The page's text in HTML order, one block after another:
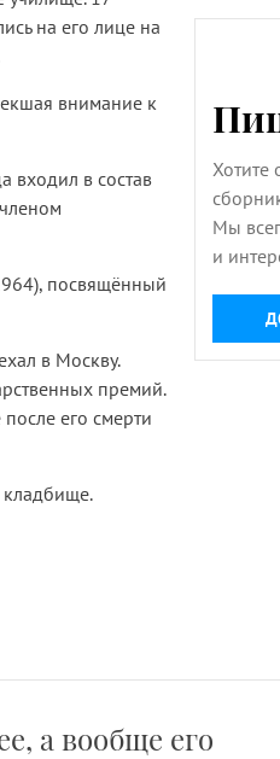
на его лице на
внимание к
входил в состав
посвящённый
в Москву.
премий.
его смерти
Хотите
Мы
и
а вообще его